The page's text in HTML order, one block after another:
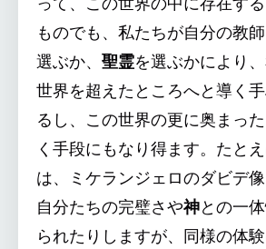
ものでも、私たちが自分の教
選ぶか、 聖霊を選ぶかにより
世界を超えたところへと導く
るし、この世界の更に奥まっ
く手段にもなり得ます。たと
は、ミケランジェロのダビデ像
自分たちの完璧さや神との一
られたりしますが、同様の体